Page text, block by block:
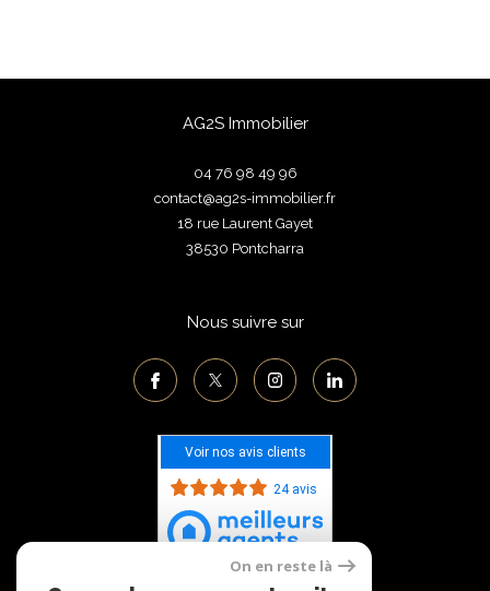
AG2S Immobilier
04 76 98 49 96
contact@ag2s-immobilier.fr
18 rue Laurent Gayet
38530
pontcharra
Nous suivre sur
Voir nos avis clients
24 avis
On en reste là